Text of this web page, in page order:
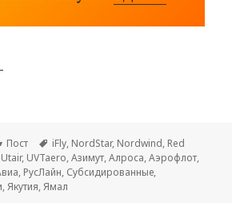
билеты на 2023 год
Рубрики
Пост Метки
iFly, NordStar, Nordwind, Red
Utair, UVTaero,Азимут,Алроса,Аэрофлот,
, РусЛайн, Субсидированные,
,Якутия,Ямал